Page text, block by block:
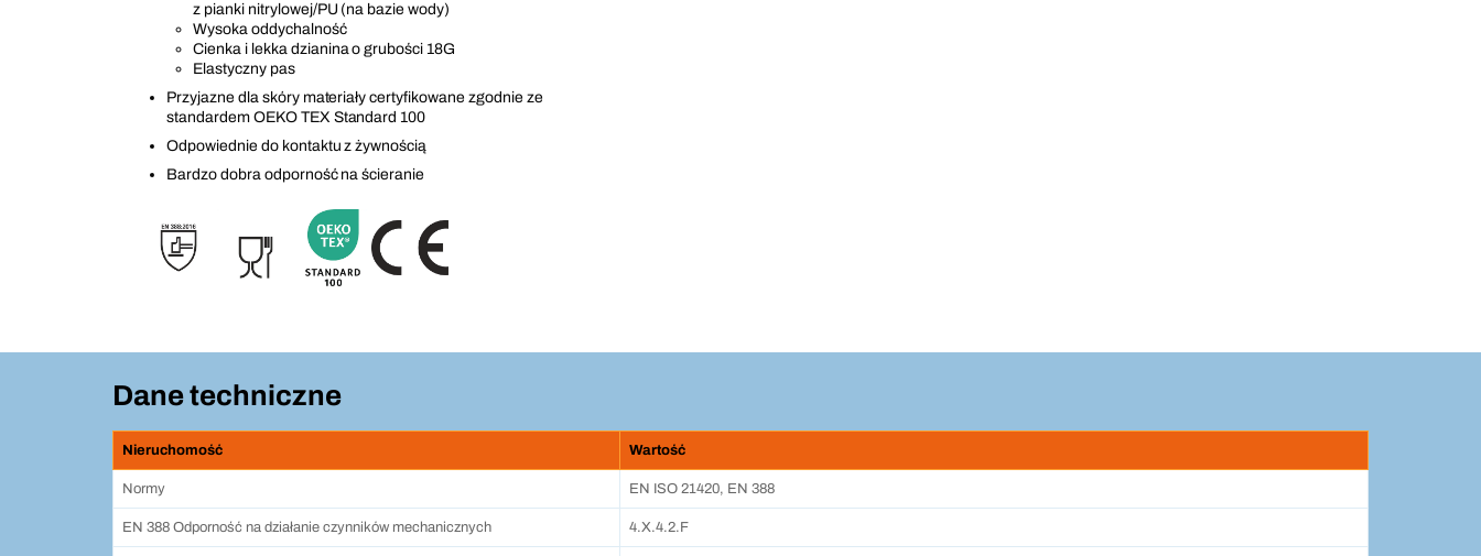
z pianki nitrylowej/PU (na bazie wody)
Wysoka oddychalność
Cienka i lekka dzianina o grubości 18G
Elastyczny pas
Przyjazne dla skóry materiały certyfikowane zgodnie ze
standardem OEKO TEX Standard 100
Odpowiednie do kontaktu z żywnością
Bardzo dobra odporność na ścieranie
Dane techniczne
Nieruchomość Wartość
Normy EN ISO 21420, EN 388
EN 388 Odporność na działanie czynników mechanicznych 4.X.4.2.F